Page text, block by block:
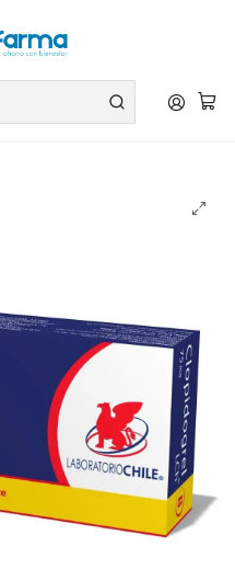
por Rappi - Atención exclusiva
recubiertos.